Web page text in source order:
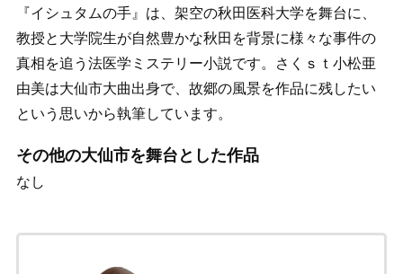
『イシュタムの手』は、架空の秋田医科大学を舞台に、
教授と大学院生が自然豊かな秋田を背景に様々な事件の
真相を追う法医学ミステリー小説です。さくｓｔ小松亜
由美は大仙市大曲出身で、故郷の風景を作品に残したい
という思いから執筆しています。
その他の大仙市を舞台とした作品
なし